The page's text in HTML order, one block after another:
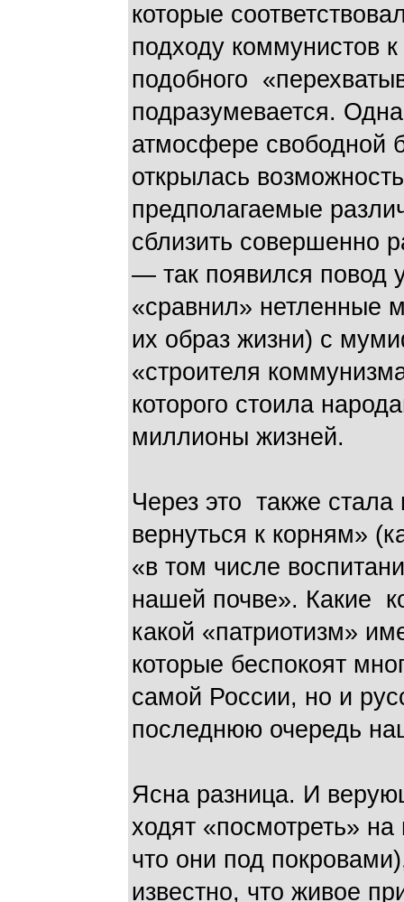
которые
подходу коммунистов
подобного
подразумевается.
атмосфере свободной
открылась
предполагаемые
сблизить совершенно
— так появился повод
«сравнил» нетленные
их образ жизни) с
«строителя
которого стоила
миллионы жизней.
Через это также
вернуться к корням»
«в том числе
нашей почве». Какие
какой «патриотизм»
которые беспокоят
самой России, но и
последнюю очередь
Ясна разница. И
ходят «посмотреть»
что они под
известно, что живое